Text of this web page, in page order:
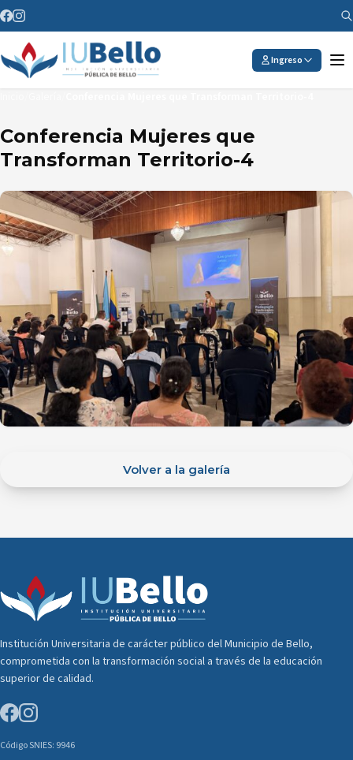
Saltar al contenido
Ingreso
Conferencia Mujeres que
Transforman Territorio-4
Volver a la galería
Institución Universitaria de carácter público del Municipio de Bello,
comprometida con la transformación social a través de la educación
superior de calidad.
Código SNIES: 9946